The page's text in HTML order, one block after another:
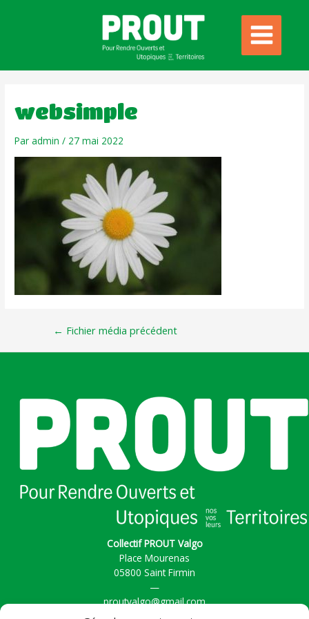
websimple
Paradmin/ 27 mai 2022
← Fichier média précédent
Collectif PROUT Valgo
Place Mourenas
05800 Saint Firmin
—
proutvalgo@gmail.com